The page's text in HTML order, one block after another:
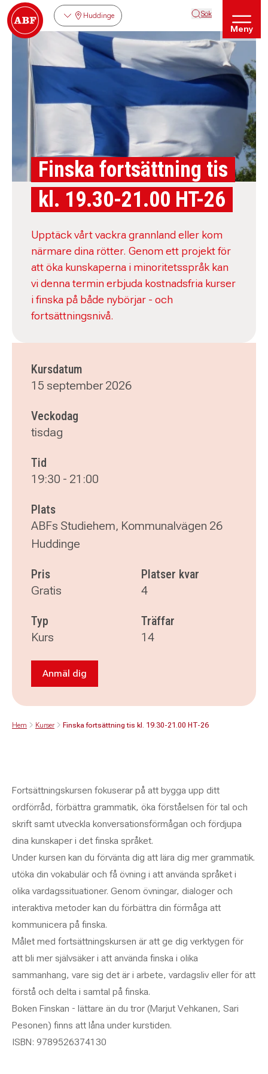
Huddinge Sök
Meny
Finska fortsättning tis
kl. 19.30-21.00 HT-26
Upptäck vårt vackra grannland eller kom
närmare dina rötter. Genom ett projekt för
att öka kunskaperna i minoritetsspråk kan
vi denna termin erbjuda kostnadsfria kurser
i finska på både nybörjar - och
fortsättningsnivå.
Kursdatum
15 september 2026
Veckodag
tisdag
Tid
19:30 - 21:00
Plats
ABFs Studiehem, Kommunalvägen 26
Huddinge
Pris
Gratis
Platser kvar
4
Typ
Kurs
Träffar
14
Anmäl dig till Finska fortsättning tis kl. 19.30-
Anmäl dig
Hem Kurser Finska fortsättning tis kl. 19.30-21.00 HT-26
Fortsättningskursen fokuserar på att bygga upp ditt
ordförråd, förbättra grammatik, öka förståelsen för tal och
skrift samt utveckla konversationsförmågan och fördjupa
dina kunskaper i det finska språket.
Under kursen kan du förvänta dig att lära dig mer grammatik.
utöka din vokabulär och få övning i att använda språket i
olika vardagssituationer. Genom övningar, dialoger och
interaktiva metoder kan du förbättra din förmåga att
kommunicera på finska.
Målet med fortsättningskursen är att ge dig verktygen för
att bli mer självsäker i att använda finska i olika
sammanhang, vare sig det är i arbete, vardagsliv eller för att
förstå och delta i samtal på finska.
Boken Finskan - lättare än du tror (Marjut Vehkanen, Sari
Pesonen) finns att låna under kurstiden.
ISBN: 9789526374130